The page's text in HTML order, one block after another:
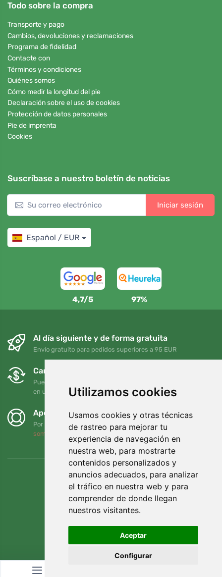
Utilizamos cookies
Usamos cookies y otras técnicas
de rastreo para mejorar tu
experiencia de navegación en
nuestra web, para mostrarte
contenidos personalizados y
anuncios adecuados, para analizar
el tráfico en nuestra web y para
comprender de donde llegan
nuestros visitantes.
Aceptar
Configurar
Todo sobre la compra
Transporte y pago
Cambios, devoluciones y reclamaciones
Programa de fidelidad
Contacte con
Términos y condiciones
Quiénes somos
Cómo medir la longitud del pie
Declaración sobre el uso de cookies
Protección de datos personales
Pie de imprenta
Cookies
Suscríbase a nuestro boletín de noticias
Iniciar sesión
Español / EUR
4,7/5 97%
Al día siguiente y de forma gratuita
Envío gratuito para pedidos superiores a 95 EUR
Cambios y devoluciones gratuitos
Puede devolver o cambiar su pedido en cualquier momento
en un plazo de 90 días
Apoyamos a Trees.org
Por cada pedido plantamos un árbol. Leer más
somos